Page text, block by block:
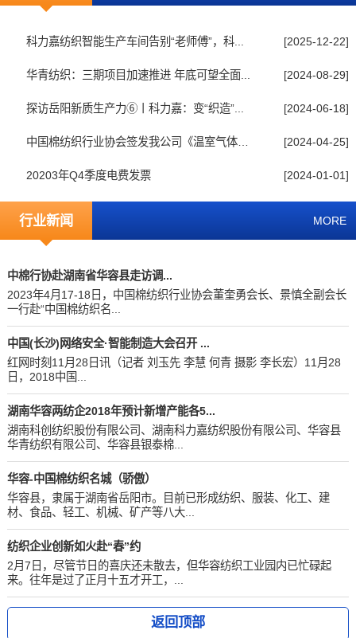
科力嘉纺织智能生产车间告别“老师傅”，科... [2025-12-22]
华青纺织：三期项目加速推进 年底可望全面... [2024-08-29]
探访岳阳新质生产力⑥丨科力嘉：变“织造”... [2024-06-18]
中国棉纺织行业协会签发我公司《温室气体排... [2024-04-25]
20203年Q4季度电费发票 [2024-01-01]
行业新闻 MORE
中棉行协赴湖南省华容县走访调...
2023年4月17-18日，中国棉纺织行业协会董奎勇会长、景慎全副会长
一行赴“中国棉纺织名...
中国(长沙)网络安全·智能制造大会召开 ...
红网时刻11月28日讯（记者 刘玉先 李慧 何青 摄影 李长宏）11月28
日，2018中国...
湖南华容两纺企2018年预计新增产能各5...
湖南科创纺织股份有限公司、湖南科力嘉纺织股份有限公司、华容县
华青纺织有限公司、华容县银泰棉...
华容-中国棉纺织名城（骄傲）
华容县，隶属于湖南省岳阳市。目前已形成纺织、服装、化工、建
材、食品、轻工、机械、矿产等八大...
纺织企业创新如火赴“春”约
2月7日，尽管节日的喜庆还未散去，但华容纺织工业园内已忙碌起
来。往年是过了正月十五才开工，...
返回顶部